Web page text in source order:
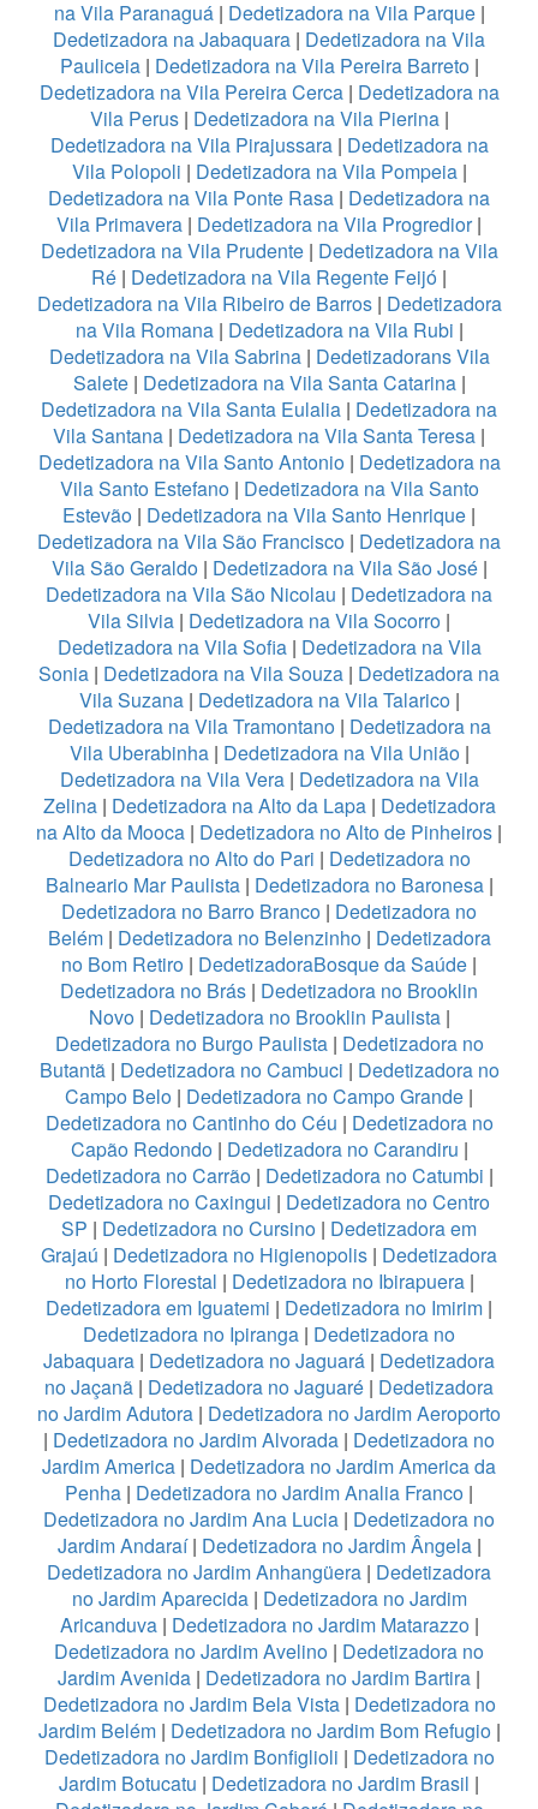
na Vila Paranaguá| Dedetizadora na Vila Parque|
Dedetizadora na Jabaquara | Dedetizadora na Vila
Pauliceia| Dedetizadora na Vila Pereira Barreto|
Dedetizadora na Vila Pereira Cerca| Dedetizadora na
Vila Perus| Dedetizadora na Vila Pierina|
Dedetizadora na Vila Pirajussara| Dedetizadora na
Vila Polopoli | Dedetizadora na Vila Pompeia|
Dedetizadora na Vila Ponte Rasa | Dedetizadora na
Vila Primavera | Dedetizadora na Vila Progredior|
Dedetizadora na Vila Prudente| Dedetizadora na Vila
Ré | Dedetizadora na Vila Regente Feijó |
Dedetizadora na Vila Ribeiro de Barros| Dedetizadora
na Vila Romana| Dedetizadora na Vila Rubi |
Dedetizadora na Vila Sabrina| Dedetizadorans Vila
Salete| Dedetizadora na Vila Santa Catarina|
Dedetizadora na Vila Santa Eulalia | Dedetizadora na
Vila Santana | Dedetizadora na Vila Santa Teresa |
Dedetizadora na Vila Santo Antonio| Dedetizadora na
Vila Santo Estefano| Dedetizadora na Vila Santo
Estevão | Dedetizadora na Vila Santo Henrique |
Dedetizadora na Vila São Francisco | Dedetizadora na
Vila São Geraldo| Dedetizadora na Vila São José|
Dedetizadora na Vila São Nicolau | Dedetizadora na
Vila Silvia | Dedetizadora na Vila Socorro |
Dedetizadora na Vila Sofia| Dedetizadora na Vila
Sonia | Dedetizadora na Vila Souza | Dedetizadora na
Vila Suzana| Dedetizadora na Vila Talarico|
Dedetizadora na Vila Tramontano| Dedetizadora na
Vila Uberabinha| Dedetizadora na Vila União|
Dedetizadora na Vila Vera| Dedetizadora na Vila
Zelina| Dedetizadora na Alto da Lapa| Dedetizadora
na Alto da Mooca | Dedetizadora no Alto de Pinheiros |
Dedetizadora no Alto do Pari | Dedetizadora no
Balneario Mar Paulista| Dedetizadora no Baronesa|
Dedetizadora no Barro Branco | Dedetizadora no
Belém| Dedetizadora no Belenzinho| Dedetizadora
no Bom Retiro | DedetizadoraBosque da Saúde |
Dedetizadora no Brás | Dedetizadora no Brooklin
Novo| Dedetizadora no Brooklin Paulista|
Dedetizadora no Burgo Paulista| Dedetizadora no
Butantã| Dedetizadora no Cambuci | Dedetizadora no
Campo Belo | Dedetizadora no Campo Grande |
Dedetizadora no Cantinho do Céu | Dedetizadora no
Capão Redondo| Dedetizadora no Carandiru |
Dedetizadora no Carrão| Dedetizadora no Catumbi |
Dedetizadora no Caxingui | Dedetizadora no Centro
SP | Dedetizadora no Cursino | Dedetizadora em
Grajaú | Dedetizadora no Higienopolis | Dedetizadora
no Horto Florestal | Dedetizadora no Ibirapuera|
Dedetizadora em Iguatemi | Dedetizadora no Imirim |
Dedetizadora no Ipiranga | Dedetizadora no
Jabaquara | Dedetizadora no Jaguará | Dedetizadora
no Jaçanã | Dedetizadora no Jaguaré | Dedetizadora
no Jardim Adutora | Dedetizadora no Jardim Aeroporto
| Dedetizadora no Jardim Alvorada | Dedetizadora no
Jardim America | Dedetizadora no Jardim America da
Penha | Dedetizadora no Jardim Analia Franco |
Dedetizadora no Jardim Ana Lucia | Dedetizadora no
Jardim Andaraí| Dedetizadora no Jardim Ângela|
Dedetizadora no Jardim Anhangüera | Dedetizadora
no Jardim Aparecida| Dedetizadora no Jardim
Aricanduva| Dedetizadora no Jardim Matarazzo|
Dedetizadora no Jardim Avelino | Dedetizadora no
Jardim Avenida | Dedetizadora no Jardim Bartira |
Dedetizadora no Jardim Bela Vista| Dedetizadora no
Jardim Belém| Dedetizadora no Jardim Bom Refugio|
Dedetizadora no Jardim Bonfiglioli | Dedetizadora no
Jardim Botucatu | Dedetizadora no Jardim Brasil |